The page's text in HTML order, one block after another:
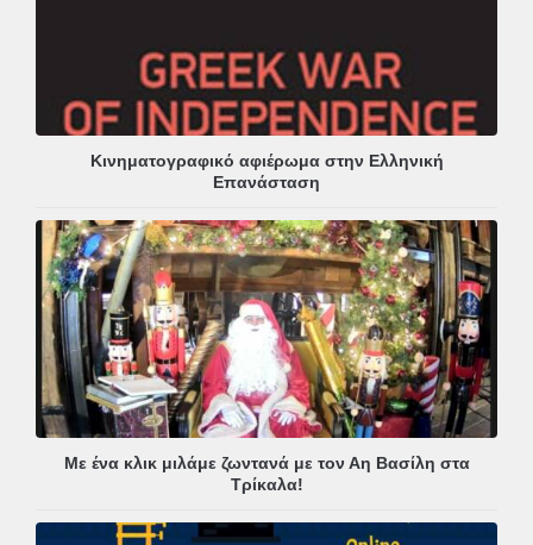
Κινηματογραφικό αφιέρωμα στην Ελληνική
Επανάσταση
Με ένα κλικ μιλάμε ζωντανά με τον Αη Βασίλη στα
Τρίκαλα!